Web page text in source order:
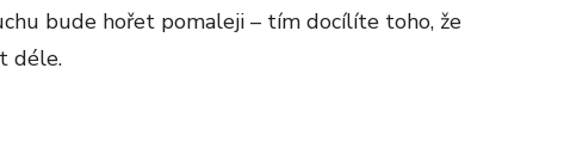
bude hořet pomaleji – tím docílíte toho, že
déle.